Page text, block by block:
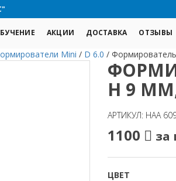
АКЦИИ ДОСТАВКА ОТЗЫВЫ
Mini / D 6.0 /
H 9
АРТИКУЛ: HAA
1100 за
ЦВЕТ